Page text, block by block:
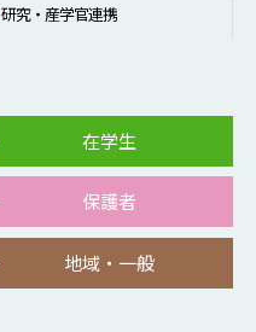
研究・産学官連携
在学生
保護者
地域・一般